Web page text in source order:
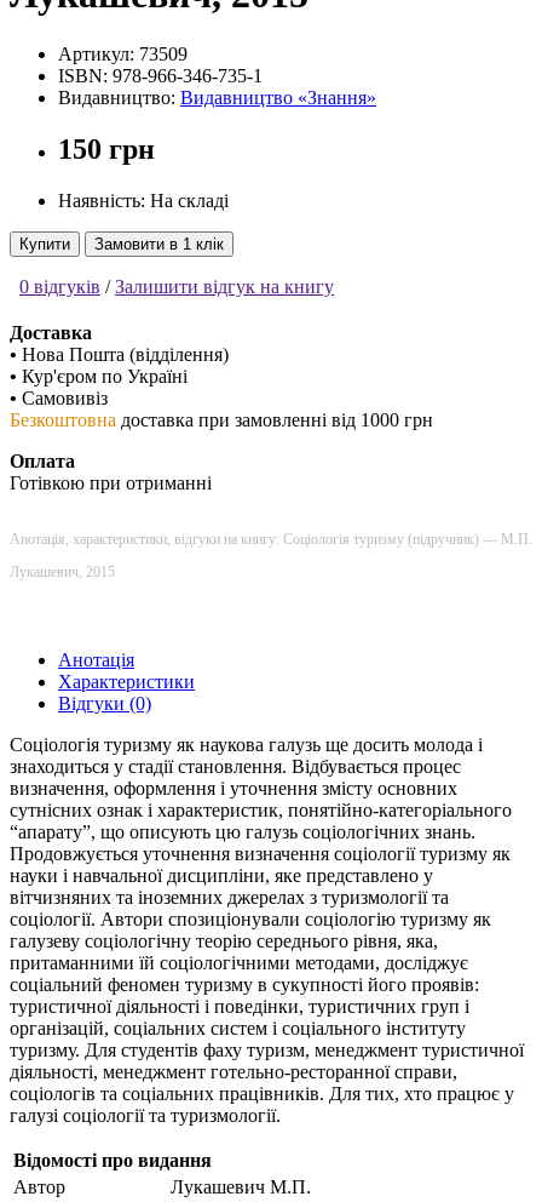
Артикул: 73509
ISBN: 978-966-346-735-1
Видавництво: Видавництво «Знання»
150 грн
Наявність: На складі
Купити Замовити в 1 клік
0 відгуків /Залишити відгук на книгу
Доставка
• Нова Пошта (відділення)
• Кур'єром по Україні
• Самовивіз
Безкоштовна доставка при замовленні від 1000 грн
Оплата
Готівкою при отриманні
Анотація, характеристики, відгуки на книгу: Соціологія туризму (підручник) — М.П.
Лукашевич, 2015
Анотація
Характеристики
Відгуки (0)
Соціологія туризму як наукова галузь ще досить молода і
знаходиться у стадії становлення. Відбувається процес
визначення, оформлення і уточнення змісту основних
сутнісних ознак і характеристик, понятійно-категоріального
“апарату”, що описують цю галузь соціологічних знань.
Продовжується уточнення визначення соціології туризму як
науки і навчальної дисципліни, яке представлено у
вітчизняних та іноземних джерелах з туризмології та
соціології. Автори спозиціонували соціологію туризму як
галузеву соціологічну теорію середнього рівня, яка,
притаманними їй соціологічними методами, досліджує
соціальний феномен туризму в сукупності його проявів:
туристичної діяльності і поведінки, туристичних груп і
організацій, соціальних систем і соціального інституту
туризму. Для студентів фаху туризм, менеджмент туристичної
діяльності, менеджмент готельно-ресторанної справи,
соціологів та соціальних працівників. Для тих, хто працює у
галузі соціології та туризмології.
Відомості про видання
Автор
Лукашевич М.П.